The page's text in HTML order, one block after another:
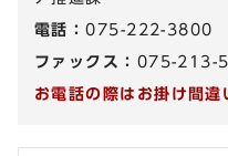
電話：075-222-3800
ファックス： 075-213-
お電話の際はお掛け間違